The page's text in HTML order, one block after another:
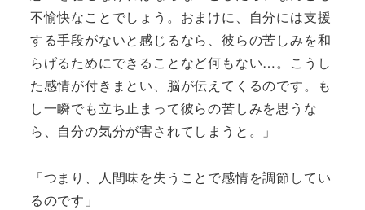
不愉快なことでしょう。おまけに、自分には支援
する手段がないと感じるなら、彼らの苦しみを和
らげるためにできることなど何もない…。こうし
た感情が付きまとい、脳が伝えてくるのです。も
し一瞬でも立ち止まって彼らの苦しみを思うな
ら、自分の気分が害されてしまうと。」
「つまり、人間味を失うことで感情を調節してい
るのです」